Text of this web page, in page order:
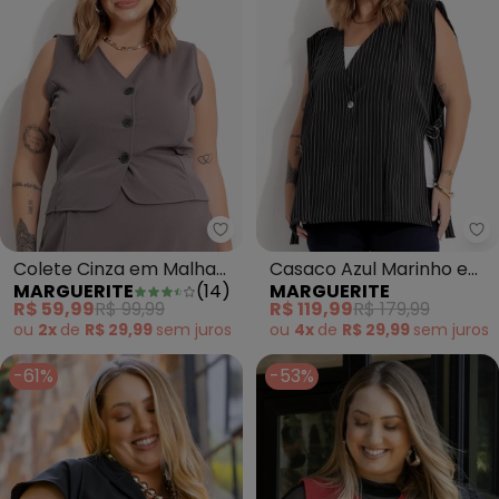
Marguerite - Colete Cinza em
Colete Cinza em Malha
Crepe
MARGUERITE (14)
R$ 59,99R$ 99,99
ou 2x de R$ 29,99 sem juros
Casaco Azul Marinho em
Alfaiataria Risca de Giz
MARGUERITE
R$ 119,99R$ 179,99
ou 4x de R$ 29,99 sem juros
-61% -53%